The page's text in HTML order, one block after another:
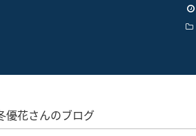
優花さんのブログ